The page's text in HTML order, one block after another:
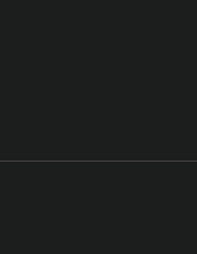
khoảng cách
đều
nghị bởi
có thể cải thiện độ
trên đường.
động đơn giản
của xe.